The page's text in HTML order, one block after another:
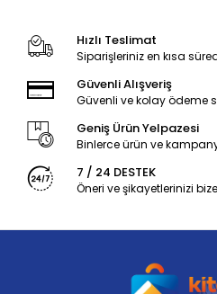
Hızlı Teslimat
Siparişleriniz en kısa
Güvenli Alışveriş
Güvenli ve kolay ödeme
Geniş Ürün Yelpazesi
Binlerce ürün ve
7 / 24 DESTEK
Öneri ve şikayetlerinizi